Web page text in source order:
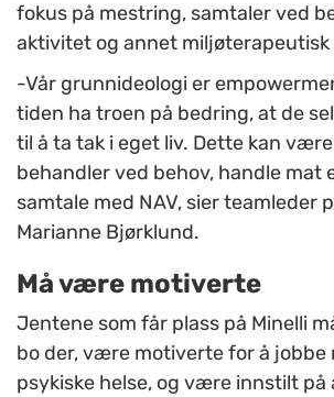
fokus på mestring, samtaler ved
aktivitet og annet miljøterapeutisk
-Vår grunnideologi er
tiden ha troen på bedring, at de
til å ta tak i eget liv. Dette kan
behandler ved behov, handle mat
samtale med NAV, sier teamleder
Marianne Bjørklund.
Må være motiverte
Jentene som får plass på Minelli
bo der, være motiverte for å jobbe
psykiske helse, og være innstilt på